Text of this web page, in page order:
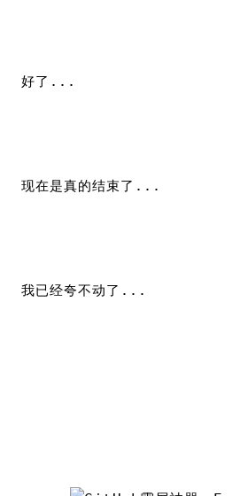
好了...
现在是真的结束了...
我已经夸不动了...